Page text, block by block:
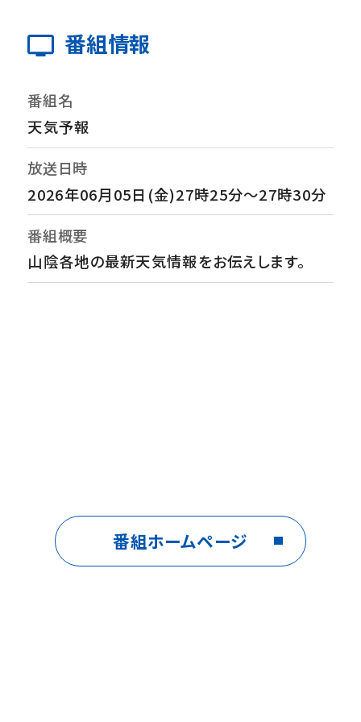
番組情報
番組名
天気予報
放送日時
2026年06月05日(金)27時25分～27時30分
番組概要
山陰各地の最新天気情報をお伝えします。
番組ホームページ